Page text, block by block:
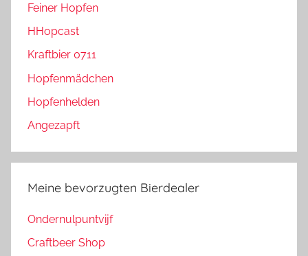
Feiner Hopfen
HHopcast
Kraftbier 0711
Hopfenmädchen
Hopfenhelden
Angezapft
Meine bevorzugten Bierdealer
Ondernulpuntvijf
Craftbeer Shop